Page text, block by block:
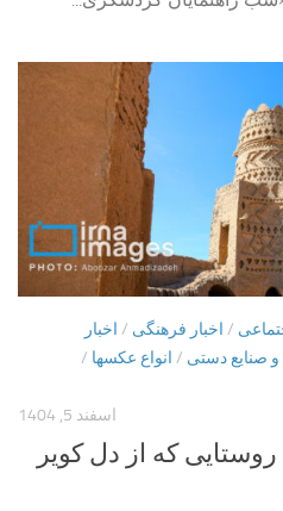
/ اخبار فرهنگی / اخبار
و صنایع دستی / انواع عکسها /
اسفند 5, 1404
که از دل کویر